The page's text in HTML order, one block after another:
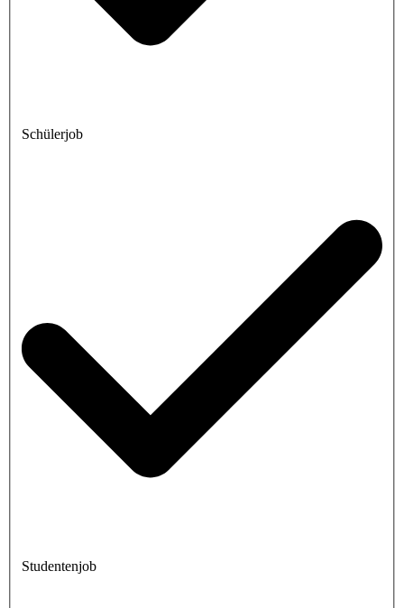
Schülerjob
Studentenjob